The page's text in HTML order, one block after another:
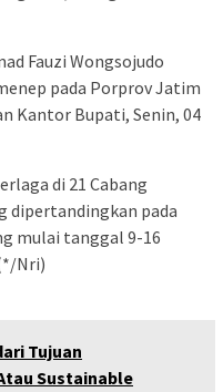
Fauzi Wongsojudo
pada Porprov Jatim
Kantor Bupati, Senin, 04
di 21 Cabang
dipertandingkan pada
mulai tanggal 9-16
Nri)
Tujuan
Sustainable